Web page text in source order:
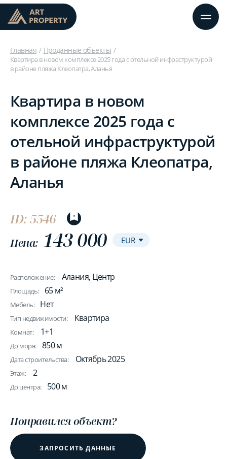
Главная Проданные объекты
Квартира в новом комплексе 2025 года с отельной инфраструктурой
в районе пляжа Клеопатра, Аланья
Квартира в новом
комплексе 2025 года с
отельной инфраструктурой
в районе пляжа Клеопатра,
Аланья
ID: 5546
Цена: 143 000
Расположение: Алания, Центр
Площадь: 65 м²
Мебель: Нет
Тип недвижимости: Квартира
Комнат: 1+1
До моря: 850 м
Дата строительства: Октябрь 2025
Этаж: 2
До центра: 500 м
Понравился объект?
ЗАПРОСИТЬ ДАННЫЕ